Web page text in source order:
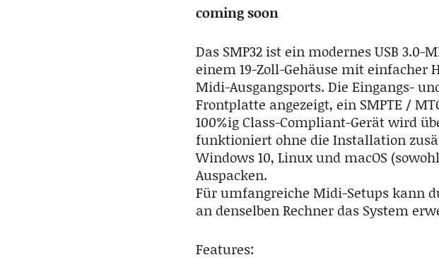
coming soon
Das SMP32 ist ein modernes USB
einem 19-Zoll-Gehäuse mit einfacher
Midi-Ausgangsports. Die Eingangs-
Frontplatte angezeigt, ein SMPTE /
100%ig Class-Compliant-Gerät wird
funktioniert ohne die Installation
Windows 10, Linux und macOS
Auspacken.
Für umfangreiche Midi-Setups kann
an denselben Rechner das System
Features: